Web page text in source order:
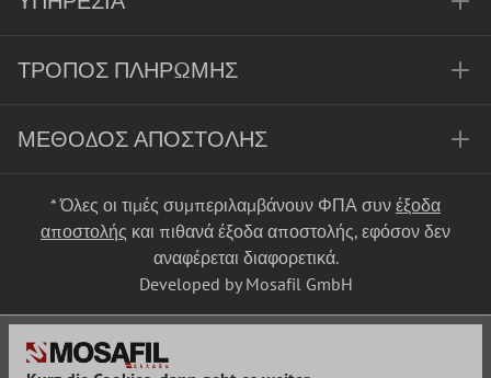
ΤΡΌΠΟΣ ΠΛΗΡΩΜΉΣ
ΜΈΘΟΔΟΣ ΑΠΟΣΤΟΛΉΣ
* Όλες οι τιμές συμπεριλαμβάνουν ΦΠΑ συν έξοδα
αποστολής και πιθανά έξοδα αποστολής, εφόσον δεν
αναφέρεται διαφορετικά.
Developed by Mosafil GmbH